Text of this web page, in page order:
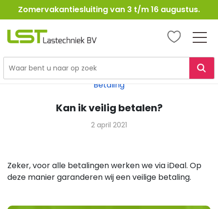
Ga
naar
Zomervakantiesluiting van 3 t/m 16 augustus.
LST
Betaling
Kan ik veilig betalen?
2 april 2021
Zeker, voor alle betalingen werken we via iDeal. Op
deze manier garanderen wij een veilige betaling.